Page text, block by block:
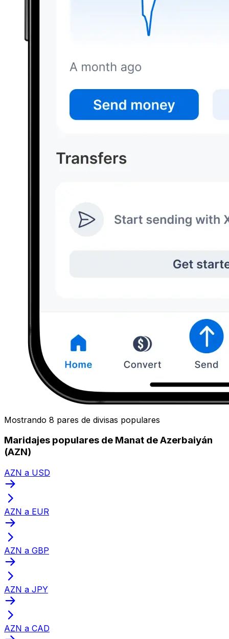
Mostrando 8 pares de divisas populares
Maridajes populares de Manat de Azerbaiyán
(AZN)
AZN a USD
AZN a EUR
AZN a GBP
AZN a JPY
AZN a CAD